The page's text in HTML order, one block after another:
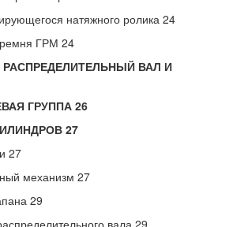
натяжного ролика 24
ремня ГРМ 24
ВАЛ И
ГРУППА 26
27
27
механизм 27
29
вала 29